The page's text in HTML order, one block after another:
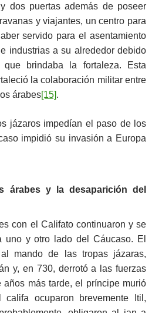
dos puertas además de poseer
y viajantes, un centro para
servido para el asentamiento
industrias a su alrededor debido
brindaba la fortaleza. Esta
la colaboración militar entre
árabes[15].
jázaros impedían el paso de los
impidió su invasión a Europa
árabes y la desaparición del
con el Califato continuaron y se
uno y otro lado del Cáucaso. El
mando de las tropas jázaras,
y, en 730, derrotó a las fuerzas
años más tarde, el príncipe murió
ocuparon brevemente Itil,